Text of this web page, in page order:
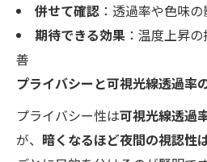
併せて確認：透過率や色味の
期待できる効果：温度上昇
善
プライバシーと可視光線透過率
プライバシー性は可視光線透過
が、 暗くなるほど夜間の視認性